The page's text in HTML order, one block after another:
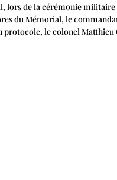
lors de la cérémonie militaire
du Mémorial, le
protocole, le colonel